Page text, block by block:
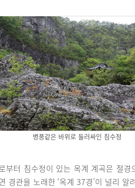
병풍같은 바위로 둘러싸인 침수정
부터 침수정이 있는 옥계 계곡은 절
경관을 노래한 ‘옥계 37경’이 널리